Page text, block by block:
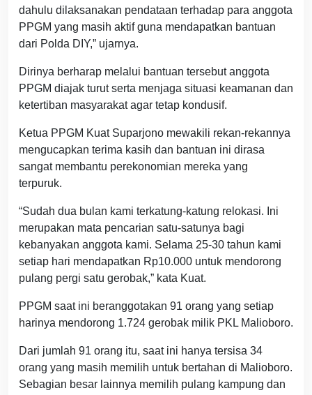
dahulu dilaksanakan pendataan terhadap para anggota
PPGM yang masih aktif guna mendapatkan bantuan
dari Polda DIY,” ujarnya.
Dirinya berharap melalui bantuan tersebut anggota
PPGM diajak turut serta menjaga situasi keamanan dan
ketertiban masyarakat agar tetap kondusif.
Ketua PPGM Kuat Suparjono mewakili rekan-rekannya
mengucapkan terima kasih dan bantuan ini dirasa
sangat membantu perekonomian mereka yang
terpuruk.
“Sudah dua bulan kami terkatung-katung relokasi. Ini
merupakan mata pencarian satu-satunya bagi
kebanyakan anggota kami. Selama 25-30 tahun kami
setiap hari mendapatkan Rp10.000 untuk mendorong
pulang pergi satu gerobak,” kata Kuat.
PPGM saat ini beranggotakan 91 orang yang setiap
harinya mendorong 1.724 gerobak milik PKL Malioboro.
Dari jumlah 91 orang itu, saat ini hanya tersisa 34
orang yang masih memilih untuk bertahan di Malioboro.
Sebagian besar lainnya memilih pulang kampung dan